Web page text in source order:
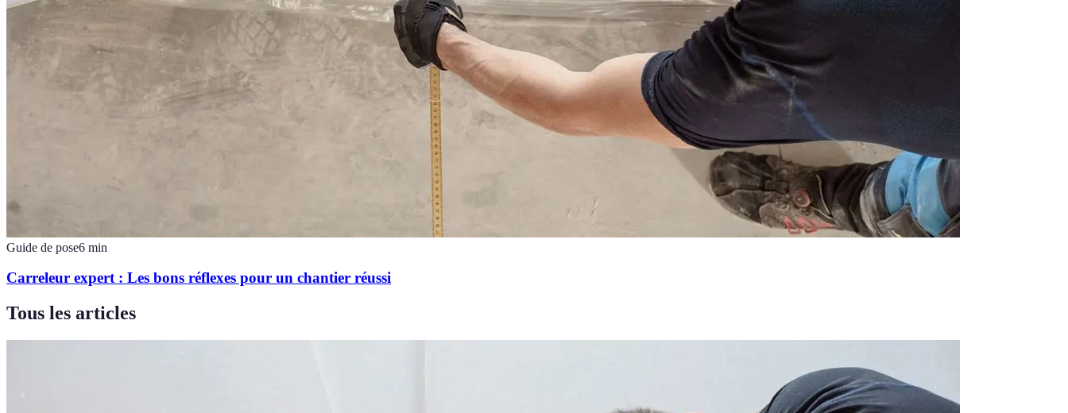
Guide de pose6 min
Carreleur expert : Les bons réflexes pour un chantier réussi
Tous les articles